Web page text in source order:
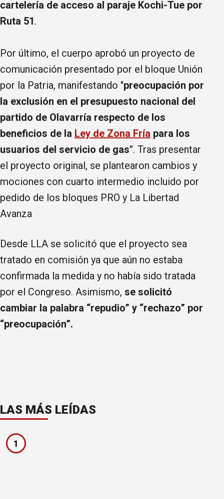
cartelería de acceso al paraje Kochi-Tue por
Ruta 51.
Por último, el cuerpo aprobó un proyecto de
comunicación presentado por el bloque Unión
por la Patria, manifestando "preocupación por
la exclusión en el presupuesto nacional del
partido de Olavarría respecto de los
beneficios de la Ley de Zona Fría para los
usuarios del servicio de gas". Tras presentar
el proyecto original, se plantearon cambios y
mociones con cuarto intermedio incluido por
pedido de los bloques PRO y La Libertad
Avanza
Desde LLA se solicitó que el proyecto sea
tratado en comisión ya que aún no estaba
confirmada la medida y no había sido tratada
por el Congreso. Asimismo, se solicitó
cambiar la palabra “repudio” y “rechazo” por
“preocupación”.
LAS MÁS LEÍDAS
1